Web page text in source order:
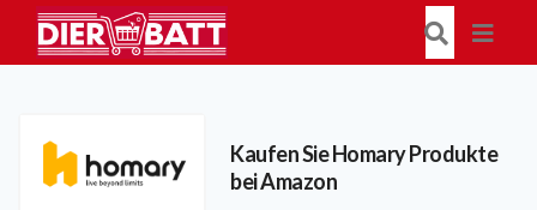
Kaufen Sie Homary Produkte
bei Amazon